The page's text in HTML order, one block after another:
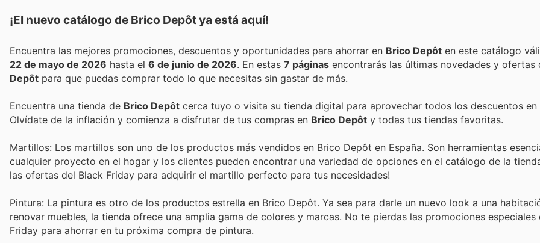
¡El nuevo catálogo de Brico Depôtya está aquí!
Encuentra las mejores promociones, descuentos y oportunidades para ahorrar en Brico Depôt en este catálogo
22 de mayo de 2026 hasta el 6 de junio de 2026 . En estas 7 páginas encontrarás las últimas novedades y
Depôt para que puedas comprar todo lo que necesitas sin gastar de más.
Encuentra una tienda de Brico Depôt cerca tuyo o visita su tienda digital para aprovechar todos los descuentos en
Olvídate de la inflación y comienza a disfrutar de tus compras en Brico Depôt y todas tus tiendas favoritas.
Martillos: Los martillos son uno de los productos más vendidos en Brico Depôt en España. Son herramientas
cualquier proyecto en el hogar y los clientes pueden encontrar una variedad de opciones en el catálogo de la
las ofertas del Black Friday para adquirir el martillo perfecto para tus necesidades!
Pintura: La pintura es otro de los productos estrella en Brico Depôt. Ya sea para darle un nuevo look a una
renovar muebles, la tienda ofrece una amplia gama de colores y marcas. No te pierdas las promociones especiales
Friday para ahorrar en tu próxima compra de pintura.